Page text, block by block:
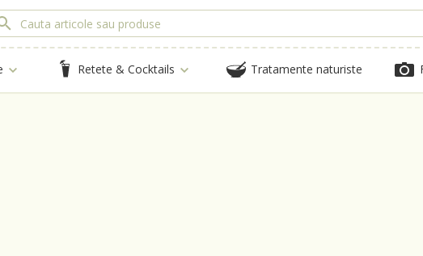
Retete & Cocktails Tratamente naturiste